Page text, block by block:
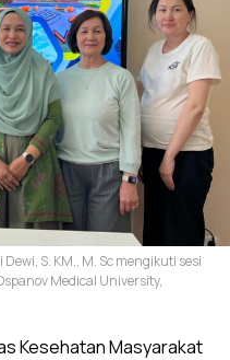
S. KM., M. Sc mengikuti sesi
Medical University,
Kesehatan Masyarakat